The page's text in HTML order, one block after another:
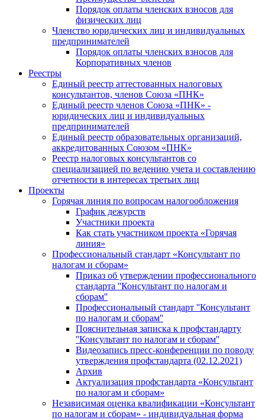
Порядок оплаты членских взносов для
физических лиц
Членство юридических лиц и индивидуальных
предпринимателей
Порядок оплаты членских взносов для
Корпоративных членов
Реестры
Единый реестр аттестованных налоговых
консультантов, членов Союза «ПНК»
Единый реестр членов Союза «ПНК» -
юридических лиц и индивидуальных
предпринимателей
Единый реестр образовательных организаций,
аккредитованных Союзом «ПНК»
Реестр налоговых консультантов со
специализацией по ведению учета и составлению
отчетности в интересах третьих лиц
Проекты
Горячая линия по вопросам налогообложения
График дежурств
Участники проекта
Как стать участником проекта «Горячая
линия»
Профессиональный стандарт «Консультант по
налогам и сборам»
Приказ об утверждении профессионального
стандарта ''Консультант по налогам и
сборам''
Профессиональный стандарт ''Консультант
по налогам и сборам''
Пояснительная записка к профстандарту
''Консультант по налогам и сборам''
Видеозапись пресс-конференции по поводу
утверждения профстандарта (02.12.2021)
Архив
Актуализация профстандарта «Консультант
по налогам и сборам»
Независимая оценка квалификации «Консультант
по налогам и сборам» - индивидуальная форма